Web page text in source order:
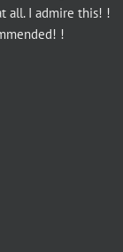
all. I admire this! !
!